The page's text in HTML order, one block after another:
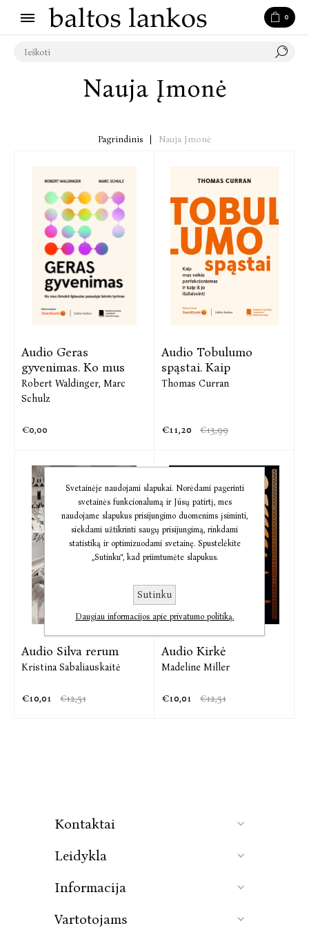
0
Nauja Įmonė
Pagrindinis Nauja Įmonė
Audio Geras
gyvenimas. Ko mus
Robert Waldinger, Marc
Schulz
€0,00
Audio Tobulumo
spąstai. Kaip
Thomas Curran
€11,20 €13,99
Audio Silva rerum
Kristina Sabaliauskaitė
€10,01 €12,51
Audio Kirkė
Madeline Miller
€10,01 €12,51
Kontaktai
Leidykla
Informacija
Vartotojams
Svetainėje naudojami slapukai. Norėdami pagerinti
svetainės funkcionalumą ir Jūsų patirtį, mes
naudojame slapukus prisijungimo duomenims įsiminti,
siekdami užtikrinti saugų prisijungimą, rinkdami
statistiką ir optimizuodami svetainę. Spustelėkite
„Sutinku“, kad priimtumėte slapukus.
Sutinku
Daugiau informacijos apie privatumo politiką.